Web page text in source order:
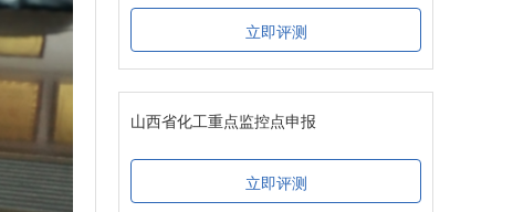
立即评测
山西省化工重点监控点申报
立即评测